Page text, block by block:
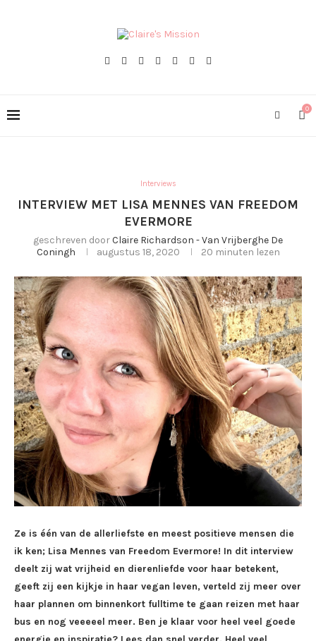
0
Interviews
INTERVIEW MET LISA MENNES VAN FREEDOM
EVERMORE
geschreven doorClaire Richardson - Van Vrijberghe De
Coningh
augustus 18, 2020 20 minuten lezen
Ze is één van de allerliefste en meest positieve mensen die
ik ken; Lisa Mennes van Freedom Evermore! In dit interview
deelt zij wat vrijheid en dierenliefde voor haar betekent,
geeft zij een kijkje in haar vegan leven, verteld zij meer over
haar plannen om binnenkort fulltime te gaan reizen met haar
bus en nog veeeeel meer. Ben je klaar voor heel veel goede